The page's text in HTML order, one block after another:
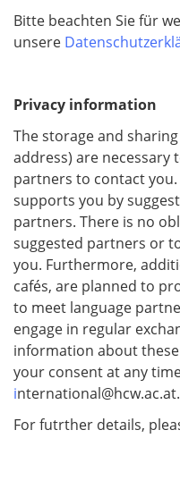
Bitte beachten Sie für
unsere
Privacy information
The storage and
address) are necessary
partners to contact
supports you by
partners. There is no
suggested partners or
you. Furthermore,
cafés, are planned to
to meet language
engage in regular
information about
your consent at any
international@hcw.ac.at.
For futrther details,